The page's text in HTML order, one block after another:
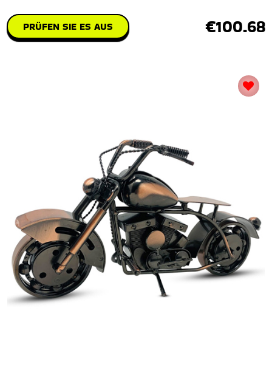
PRÜFEN SIE ES AUS €100.68